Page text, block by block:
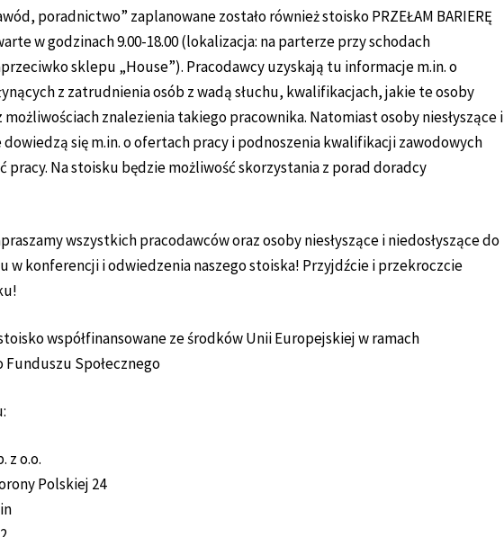
poradnictwo” zaplanowane zostało również stoisko PRZEŁAM BARIERĘ
w godzinach 9.00-18.00 (lokalizacja: na parterze przy schodach
sklepu „House”). Pracodawcy uzyskają tu informacje m.in. o
z zatrudnienia osób z wadą słuchu, kwalifikacjach, jakie te osoby
możliwościach znalezienia takiego pracownika. Natomiast osoby niesłyszące i
dowiedzą się m.in. o ofertach pracy i podnoszenia kwalifikacji zawodowych
pracy. Na stoisku będzie możliwość skorzystania z porad doradcy
wszystkich pracodawców oraz osoby niesłyszące i niedosłyszące do
w konferencji i odwiedzenia naszego stoiska! Przyjdźcie i przekroczcie
współfinansowane ze środków Unii Europejskiej w ramach
Funduszu Społecznego
z o.o.
Polskiej 24